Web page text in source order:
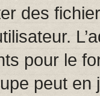
des
pour le
peut en